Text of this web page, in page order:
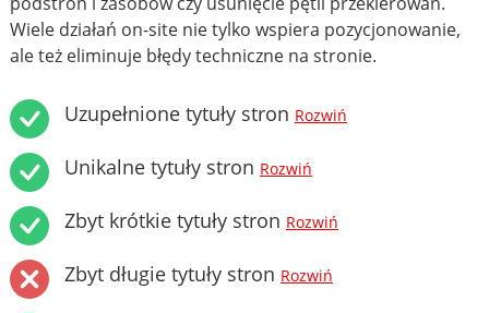
Wiele działań on-site nie tylko wspiera pozycjonowanie,
ale też eliminuje błędy techniczne na stronie.
Uzupełnione tytuły stron Rozwiń
Unikalne tytuły stron Rozwiń
Zbyt krótkie tytuły stron Rozwiń
Zbyt długie tytuły stron Rozwiń